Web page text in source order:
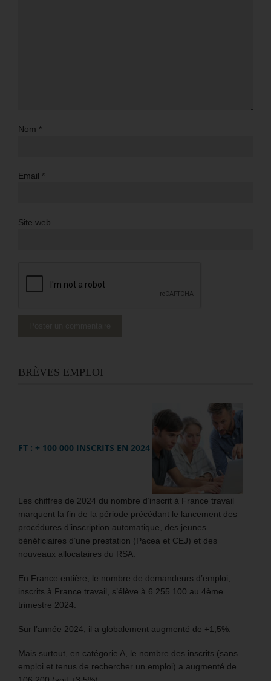
Nom *
Email *
Site web
BRÈVES EMPLOI
FT : + 100 000 INSCRITS EN 2024
Les chiffres de 2024 du nombre d’inscrit à France travail
marquent la fin de la période précédant le lancement des
procédures d’inscription automatique, des jeunes
bénéficiaires d’une prestation (Pacea et CEJ) et des
nouveaux allocataires du RSA.
En France entière, le nombre de demandeurs d’emploi,
inscrits à France travail, s’élève à 6 255 100 au 4ème
trimestre 2024.
Sur l’année 2024, il a globalement augmenté de +1,5%.
Mais surtout, en catégorie A, le nombre des inscrits (sans
emploi et tenus de rechercher un emploi) a augmenté de